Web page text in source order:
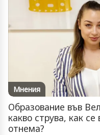
Мнения
Образование във
какво струва, как
отнема?